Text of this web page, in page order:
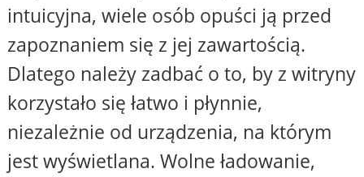
intuicyjna, wiele osób opuści ją przed
zapoznaniem się z jej zawartością.
Dlatego należy zadbać o to, by z witryny
korzystało się łatwo i płynnie,
niezależnie od urządzenia, na którym
jest wyświetlana. Wolne ładowanie,